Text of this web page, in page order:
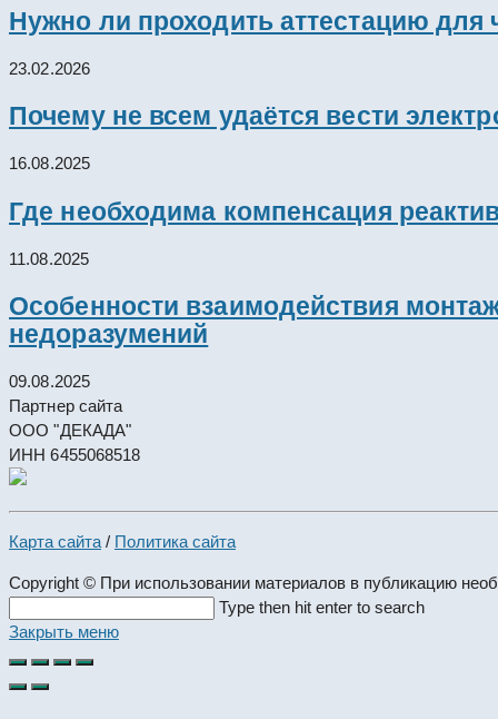
Нужно ли проходить аттестацию для
23.02.2026
Почему не всем удаётся вести
16.08.2025
Где необходима компенсация
11.08.2025
Особенности взаимодействия
недоразумений
09.08.2025
Партнер сайта
ООО "ДЕКАДА"
ИНН 6455068518
Карта сайта / Политика сайта
Copyright © При использовании материалов в публикацию
this
website
Type then hit enter to search
Закрыть меню